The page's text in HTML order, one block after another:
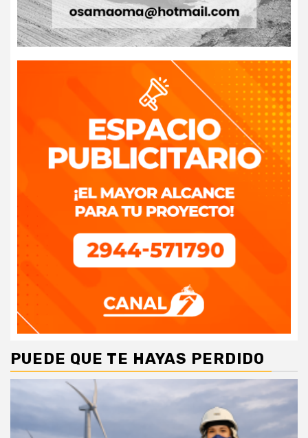
PUEDE QUE TE HAYAS PERDIDO